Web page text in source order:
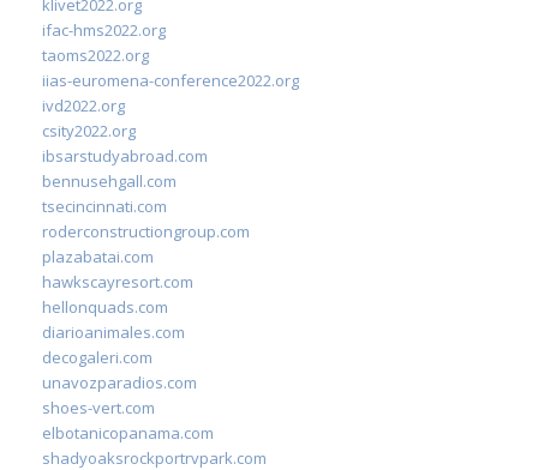
ifac-hms2022.org
taoms2022.org
iias-euromena-conference2022.org
ivd2022.org
csity2022.org
ibsarstudyabroad.com
bennusehgall.com
tsecincinnati.com
roderconstructiongroup.com
plazabatai.com
hawkscayresort.com
hellonquads.com
diarioanimales.com
decogaleri.com
unavozparadios.com
shoes-vert.com
elbotanicopanama.com
shadyoaksrockportrvpark.com